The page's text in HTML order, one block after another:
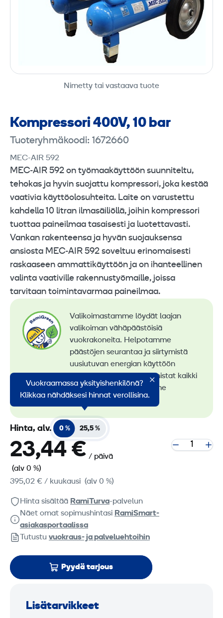
Nimetty tai vastaava tuote
Kompressori 400V, 10 bar
Tuoteryhmäkoodi: 1672660
MEC-AIR 592
MEC‑AIR 592 on työmaakäyttöön suunniteltu,
tehokas ja hyvin suojattu kompressori, joka kestää
vaativia käyttöolosuhteita. Laite on varustettu
kahdella 10 litran ilmasäiliöllä, joihin kompressori
tuottaa paineilmaa tasaisesti ja luotettavasti.
Vankan rakenteensa ja hyvän suojauksensa
ansiosta MEC‑AIR 592 soveltuu erinomaisesti
raskaaseen ammattikäyttöön ja on ihanteellinen
valinta vaativille rakennustyömaille, joissa
tarvitaan toimintavarmaa paineilmaa.
Valikoimastamme löydät laajan
valikoiman vähäpäästöisiä
vuokrakoneita. Helpotamme
päästöjen seurantaa ja siirtymistä
uusiutuvan energian käyttöön
konevuokrauksessa. Tunnistat kaikki
vähäpäästöiset koneemme
RamiGreen-merkistä.
Vuokraamassa yksityishenkilönä?
Klikkaa nähdäksesi hinnat verollisina.
Hinta, alv. 0 % 25,5 %
23,44 € / päivä
(alv 0 %)
395,02 € / kuukausi (alv 0 %)
Hinta sisältää RamiTurva-palvelun
Näet omat sopimushintasi RamiSmart-
asiakasportaalissa
Tutustu vuokraus- ja palveluehtoihin
Pyydä tarjous
Lisätarvikkeet